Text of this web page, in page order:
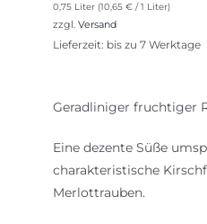
0,75 Liter (10,65€ / 1 Liter)
zzgl.Versand
Lieferzeit: bis zu 7 Werktage
Geradliniger fruchtiger
Eine dezente Süße
charakteristische
Merlottrauben.